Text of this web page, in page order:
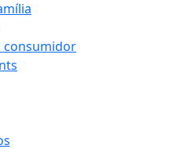
consumidor